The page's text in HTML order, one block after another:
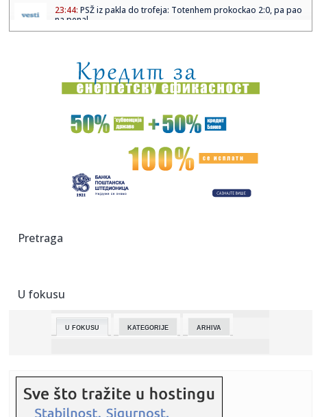
23:44: PSŽ iz pakla do trofeja: Totenhem prokockao 2:0, pa pao
na penal...
23:39:Brnabić: Puna podrška predsedniku Vučiću i pristojnim i
norma...
23:39:Košarkaši Vojvodine počeli pripreme za predstojeću
sezonu
Dačić: Najmanje šest povređenih policajaca večeras,
23:39:UŽIVO VIDEO: Haos u Novom Sadu, sukob SNS-a sa
23:13:
23:12:
TERZIĆEV STRAH POSTAO REALNOST: Direktor Crvene
23:07:Jubilarni deseti ALROCK fest - Aleksinac u znaku rok zvuka
Pretraga
U fokusu
U FOKUSU KATEGORIJE ARHIVA